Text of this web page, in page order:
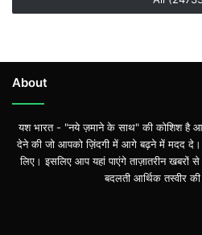
About
यश भारत - "नये ज़माने के साथ" की कोशिश है
देने की जो आपको ज़िंदगी में आगे बढ़ने में मदद
लिए। इसलिए आप यहां पाएंगे ताज़ातरीन खबरों
बदलती आर्थिक तस्वीर की